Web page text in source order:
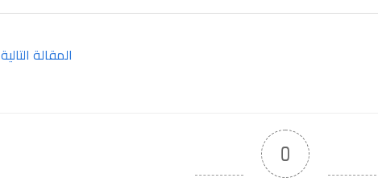
المقالة التالية
0